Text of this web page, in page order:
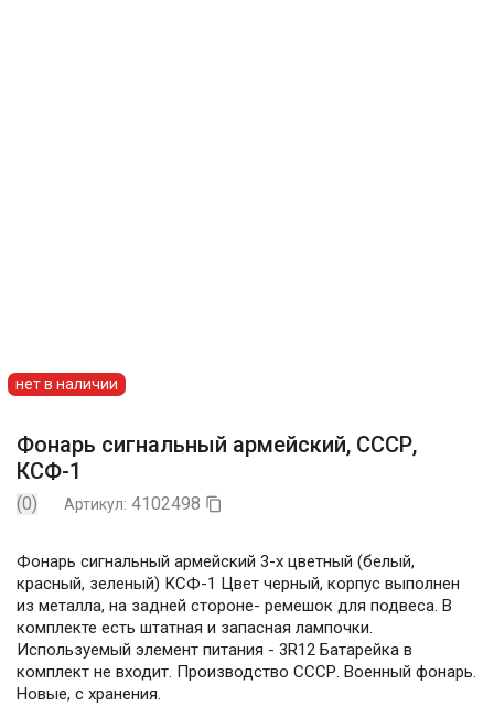
нет в наличии
Фонарь сигнальный армейский, СССР,
КСФ-1
(0) Артикул: 4102498 
Фонарь сигнальный армейский 3-х цветный (белый,
красный, зеленый) КСФ-1 Цвет черный, корпус выполнен
из металла, на задней стороне- ремешок для подвеса. В
комплекте есть штатная и запасная лампочки.
Используемый элемент питания - 3R12 Батарейка в
комплект не входит. Производство СССР. Военный фонарь.
Новые, с хранения.